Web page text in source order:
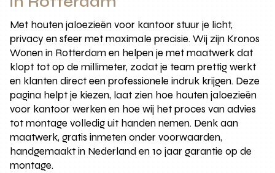
Met houten jaloezieën voor kantoor stuur je licht,
privacy en sfeer met maximale precisie. Wij zijn Kronos
Wonen in Rotterdam en helpen je met maatwerk dat
klopt tot op de millimeter, zodat je team prettig werkt
en klanten direct een professionele indruk krijgen. Deze
pagina helpt je kiezen, laat zien hoe houten jaloezieën
voor kantoor werken en hoe wij het proces van advies
tot montage volledig uit handen nemen. Denk aan
maatwerk, gratis inmeten onder voorwaarden,
handgemaakt in Nederland en 10 jaar garantie op de
montage.